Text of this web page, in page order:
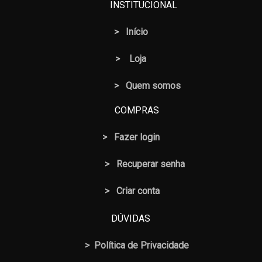
INSTITUCIONAL
> Início
> Loja
> Quem somos
COMPRAS
> Fazer login
> Recuperar senha
> Criar conta
DÚVIDAS
> Política de Privacidade